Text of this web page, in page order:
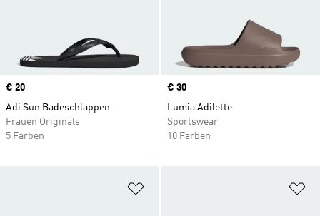
Price
€ 20
Adi Sun Badeschlappen
Frauen Originals
5 Farben
Price
€ 30
Lumia Adilette
Sportswear
10 Farben